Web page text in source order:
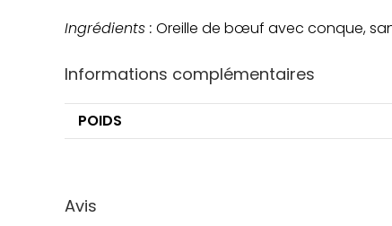
Ingrédients : Oreille de bœuf avec conque,
Informations complémentaires
POIDS
Avis